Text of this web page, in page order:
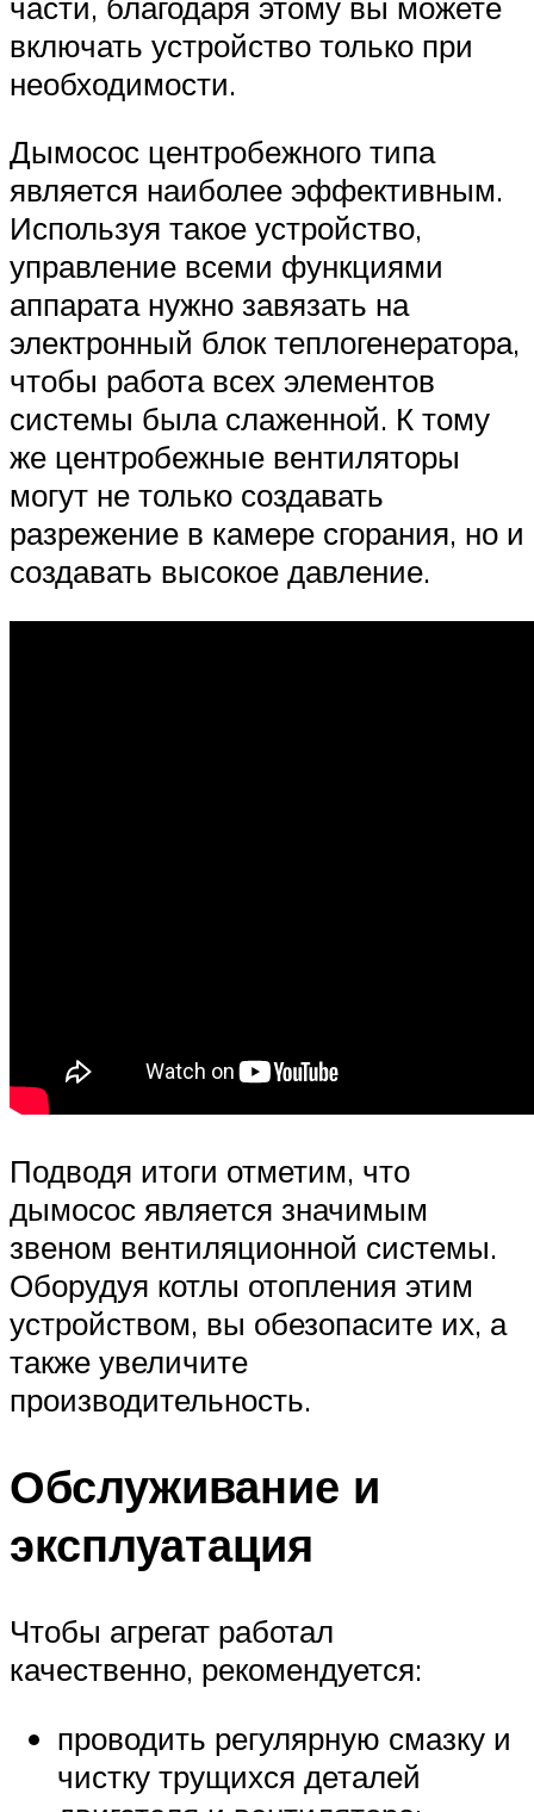
включать устройство только при
необходимости.
Дымосос центробежного типа
является наиболее эффективным.
Используя такое устройство,
управление всеми функциями
аппарата нужно завязать на
электронный блок теплогенератора,
чтобы работа всех элементов
системы была слаженной. К тому
же центробежные вентиляторы
могут не только создавать
разрежение в камере сгорания, но и
создавать высокое давление.
Подводя итоги отметим, что
дымосос является значимым
звеном вентиляционной системы.
Оборудуя котлы отопления этим
устройством, вы обезопасите их, а
также увеличите
производительность.
Обслуживание и
эксплуатация
Чтобы агрегат работал
качественно, рекомендуется:
проводить регулярную смазку и
чистку трущихся деталей